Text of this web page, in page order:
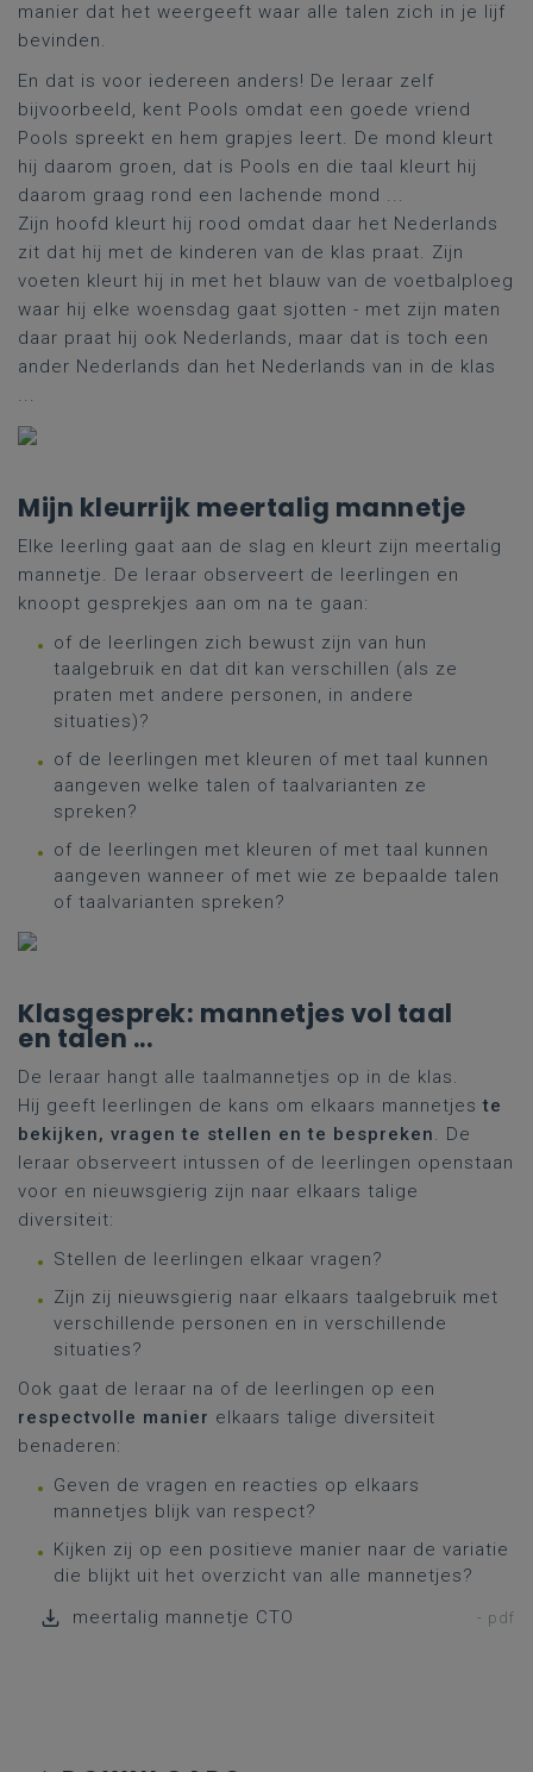
manier dat het weergeeft waar alle talen zich in je lijf
bevinden.
En dat is voor iedereen anders! De leraar zelf
bijvoorbeeld, kent Pools omdat een goede vriend
Pools spreekt en hem grapjes leert. De mond kleurt
hij daarom groen, dat is Pools en die taal kleurt hij
daarom graag rond een lachende mond ...
Zijn hoofd kleurt hij rood omdat daar het Nederlands
zit dat hij met de kinderen van de klas praat. Zijn
voeten kleurt hij in met het blauw van de voetbalploeg
waar hij elke woensdag gaat sjotten - met zijn maten
daar praat hij ook Nederlands, maar dat is toch een
ander Nederlands dan het Nederlands van in de klas
...
Mijn kleurrijk meertalig mannetje
Elke leerling gaat aan de slag en kleurt zijn meertalig
mannetje. De leraar observeert de leerlingen en
knoopt gesprekjes aan om na te gaan:
of de leerlingen zich bewust zijn van hun
taalgebruik en dat dit kan verschillen (als ze
praten met andere personen, in andere
situaties)?
of de leerlingen met kleuren of met taal kunnen
aangeven welke talen of taalvarianten ze
spreken?
of de leerlingen met kleuren of met taal kunnen
aangeven wanneer of met wie ze bepaalde talen
of taalvarianten spreken?
Klasgesprek: mannetjes vol taal
en talen ...
De leraar hangt alle taalmannetjes op in de klas.
Hij geeft leerlingen de kans om elkaars mannetjeste
bekijken, vragen te stellen en te bespreken. De
leraar observeert intussen of de leerlingen openstaan
voor en nieuwsgierig zijn naar elkaars talige
diversiteit:
Stellen de leerlingen elkaar vragen?
Zijn zij nieuwsgierig naar elkaars taalgebruik met
verschillende personen en in verschillende
situaties?
Ook gaat de leraar na of de leerlingen op een
respectvolle manier elkaars talige diversiteit
benaderen:
Geven de vragen en reacties op elkaars
mannetjes blijk van respect?
Kijken zij op een positieve manier naar de variatie
die blijkt uit het overzicht van alle mannetjes?
meertalig mannetje CTO
- pdf